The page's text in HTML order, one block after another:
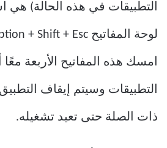
التطبيقات في هذه الحالة) هي
امسك هذه المفاتيح الأربعة معًا
التطبيقات وسيتم إيقاف
ذات الصلة حتى تعيد تشغيله.